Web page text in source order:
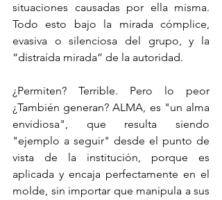
situaciones causadas por ella misma.
Todo esto bajo la mirada cómplice,
evasiva o silenciosa del grupo, y la
“distraída mirada” de la autoridad.
¿Permiten? Terrible. Pero lo peor
¿También generan? ALMA, es "un alma
envidiosa", que resulta siendo
"ejemplo a seguir" desde el punto de
vista de la institución, porque es
aplicada y encaja perfectamente en el
molde, sin importar que manipula a sus